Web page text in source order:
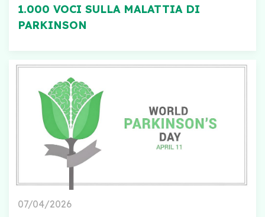
1.000 VOCI SULLA MALATTIA DI
PARKINSON
07/04/2026